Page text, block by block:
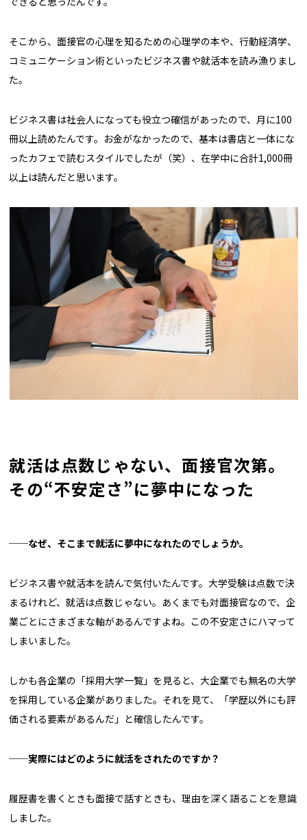
そこから、面接官の心理を知るための心理学の本や、行動経済学、
コミュニケーション術といったビジネス書や就活本を読み漁りまし
た。
ビジネス書は社会人になっても役立つ確信があったので、月に100
冊以上読めたんです。お金がなかったので、基本は書店と一体にな
ったカフェで読むスタイルでしたが（笑）、在学中に合計1,000冊
以上は読んだと思います。
就活は点数じゃない、面接官次第。
その“不安定さ”に夢中になった
──なぜ、そこまで就活に夢中になれたのでしょうか。
ビジネス書や就活本を読んで気付いたんです。大学受験は点数で決
まるけれど、就活は点数じゃない。あくまでも対面接官なので、企
業ごとにさまざまな軸があるんですよね。この不安定さにハマって
しまいました。
しかも各企業の「採用大学一覧」を見ると、大企業でも無名の大学
を採用している企業がありました。それを見て、「学歴以外にも評
価される要素があるんだ」と確信したんです。
──実際にはどのように就活をされたのですか？
履歴書を書くときも面接で話すときも、理由を深く語ることを意識
しました。